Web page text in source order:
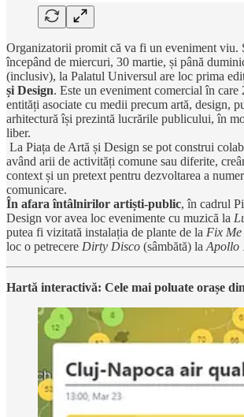
Organizatorii promit că va fi un eveniment viu.
începând de miercuri, 30 martie, și până
(inclusiv), la Palatul Universul are loc prima
și Design. Este un eveniment comercial în care
entități asociate cu medii precum artă, design,
arhitectură își prezintă lucrările publicului, în
liber.
La Piața de Artă și Design se pot construi
având arii de activități comune sau diferite,
context și un pretext pentru dezvoltarea a
comunicare.
În afara întâlnirilor artiști-public, în cadrul
Design vor avea loc evenimente cu muzică la
putea fi vizitată instalația de plante de la Fix
loc o petrecere Dirty Disco (sâmbătă) la Apollo
Hartă interactivă: Cele mai poluate orașe